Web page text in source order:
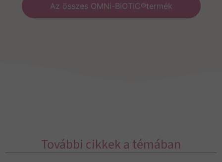
Az összes OMNi-BiOTiC®termék
További cikkek a témában